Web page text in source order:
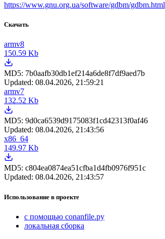
https://www.gnu.org.ua/software/gdbm/gdbm.html
Скачать
armv8
150.59 Kb
MD5: 7b0aafb30db1ef214a6de8f7df9aed7b
Updated: 08.04.2026, 21:59:21
armv7
132.52 Kb
MD5: 9d0ca6539d9175083f1cd42313f0af46
Updated: 08.04.2026, 21:43:56
x86_64
149.97 Kb
MD5: c804ea0874ea51cfba1d4fb0976f951c
Updated: 08.04.2026, 21:43:57
Использование в проекте
с помощью conanfile.py
локальная сборка